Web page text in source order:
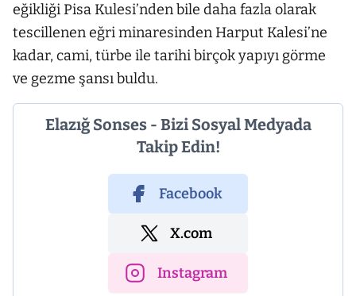
eğikliği Pisa Kulesi’nden bile daha fazla olarak
tescillenen eğri minaresinden Harput Kalesi’ne
kadar, cami, türbe ile tarihi birçok yapıyı görme
ve gezme şansı buldu.
Elazığ Sonses - Bizi Sosyal Medyada
Takip Edin!
Facebook
X.com
Instagram